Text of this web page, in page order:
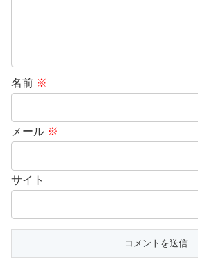
名前 ※
メール ※
サイト